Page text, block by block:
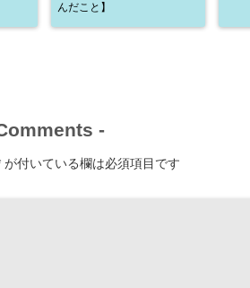
んだこと】
-
が付いている欄は必須項目です